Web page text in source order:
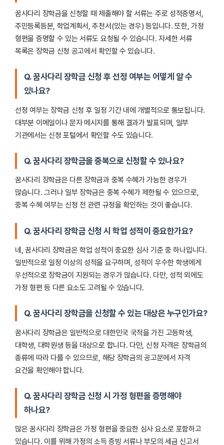
꿈사다리 장학금을 신청할 때 제출해야 할 서류는 주로 성적증명서,
주민등록등본, 학업계획서, 추천서(있는 경우) 등입니다. 또한, 가정
형편을 증명할 수 있는 서류도 요청될 수 있습니다. 자세한 서류
목록은 장학금 신청 공고에서 확인할 수 있습니다.
Q. 꿈사다리 장학금 신청 후 선정 여부는 어떻게 알 수
있나요?
선정 여부는 장학금 신청 후 일정 기간 내에 개별적으로 통보됩니다.
대부분 이메일이나 문자 메시지를 통해 결과가 발표되며, 일부
기관에서는 신청 포털에서 확인할 수도 있습니다.
Q. 꿈사다리 장학금을 중복으로 신청할 수 있나요?
꿈사다리 장학금은 다른 장학금과 중복 수혜가 가능한 경우가
많습니다. 그러나 일부 장학금은 중복 수혜가 제한될 수 있으므로,
중복 수혜 여부는 신청 전 관련 규정을 확인하는 것이 좋습니다.
Q. 꿈사다리 장학금 신청 시 학업 성적이 중요한가요?
네, 꿈사다리 장학금은 학업 성적이 중요한 심사 기준 중 하나입니다.
일반적으로 일정 이상의 성적을 요구하며, 성적이 우수한 학생에게
우선적으로 장학금이 지원되는 경우가 많습니다. 다만, 성적 외에도
가정 형편 등 다른 요소도 고려될 수 있습니다.
Q. 꿈사다리 장학금을 신청할 수 있는 대상은 누구인가요?
꿈사다리 장학금은 일반적으로 대한민국 국적을 가진 고등학생,
대학생, 대학원생 등을 대상으로 합니다. 다만, 신청 자격은 장학금의
종류에 따라 다를 수 있으므로, 해당 장학금의 공고문에서 자격
요건을 확인해야 합니다.
Q. 꿈사다리 장학금 신청 시 가정 형편을 증명해야
하나요?
많은 꿈사다리 장학금은 가정 형편을 중요한 심사 요소로 포함하고
있습니다. 이를 위해 가정의 소득 증빙 서류나 부모의 세금 신고서